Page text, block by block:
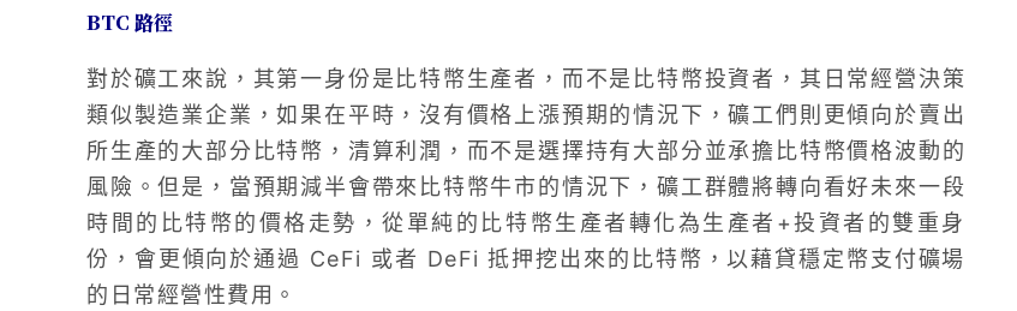
BTC 路徑
對於礦工來說，其第一身份是比特幣生產者，而不是比特幣投資者，其日常經營決策
類似製造業企業，如果在平時，沒有價格上漲預期的情況下，礦工們則更傾向於賣出
所生產的大部分比特幣，清算利潤，而不是選擇持有大部分並承擔比特幣價格波動的
風險。但是，當預期減半會帶來比特幣牛市的情況下，礦工群體將轉向看好未來一段
時間的比特幣的價格走勢，從單純的比特幣生產者轉化為生產者+投資者的雙重身
份，會更傾向於通過 CeFi 或者 DeFi 抵押挖出來的比特幣，以藉貸穩定幣支付礦場
的日常經營性費用。